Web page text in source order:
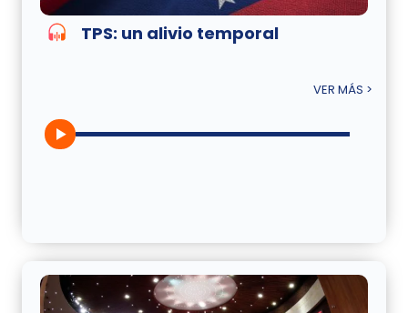
TPS: un alivio temporal
VER MÁS >